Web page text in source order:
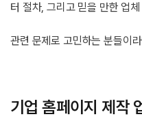
터 절차, 그리고 믿을 만한 업
관련 문제로 고민하는 분들이
기업 홈페이지 제작